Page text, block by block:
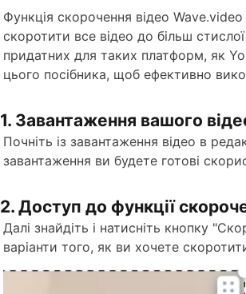
Функція скорочення відео
скоротити все відео до більш
придатних для таких платформ, як
цього посібника, щоб ефективно
1. Завантаження вашого
Почніть із завантаження відео в
завантаження ви будете готові
2. Доступ до функції
Далі знайдіть і натисніть кнопку
варіанти того, як ви хочете